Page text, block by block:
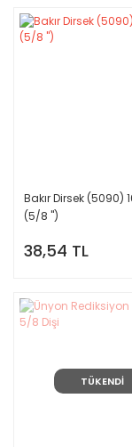
Bakır Dirsek (5090)
(5/8 '')
38,54 TL
TÜKENDİ